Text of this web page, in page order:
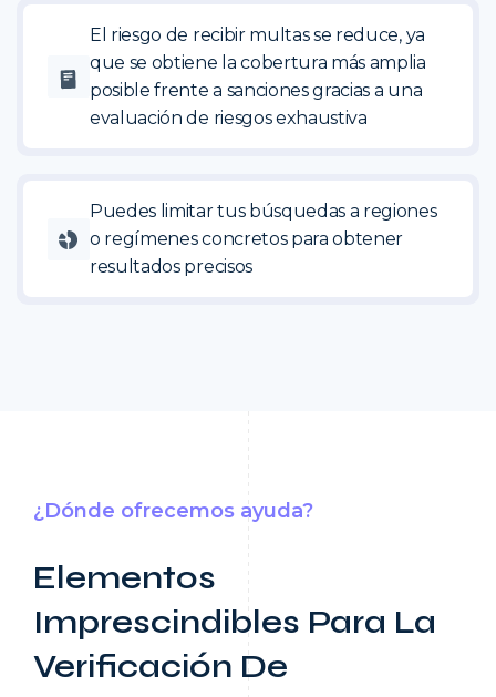
El riesgo de recibir multas se reduce, ya
que se obtiene la cobertura más amplia
posible frente a sanciones gracias a una
evaluación de riesgos exhaustiva
Puedes limitar tus búsquedas a regiones
o regímenes concretos para obtener
resultados precisos
¿Dónde ofrecemos ayuda?
Elementos
Imprescindibles Para La
Verificación De